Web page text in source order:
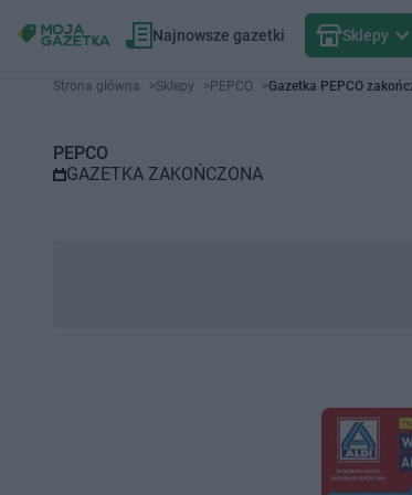
Najnowsze gazetki Sklepy
Gazetka promocyjna
Strona główna >Sklepy >PEPCO >Gazetka PEPCO
PEPCO
GAZETKA ZAKOŃCZONA